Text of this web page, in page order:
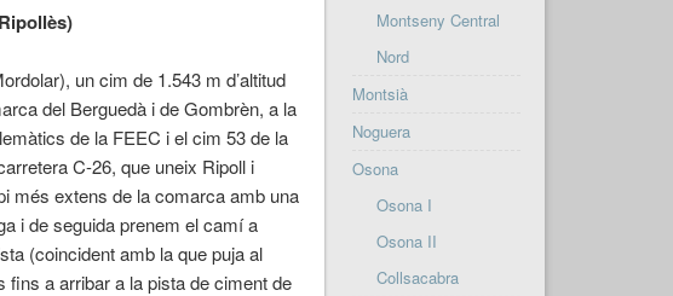
), un cim de 1.543 m d’altitud
del Berguedà i de Gombrèn, a la
de la FEEC i el cim 53 de la
C-26, que uneix Ripoll i
més extens de la comarca amb una
i de seguida prenem el camí a
(coincident amb la que puja al
a arribar a la pista de ciment de
Montseny Central
Nord
Montsià
Noguera
Osona
Osona I
Osona II
Collsacabra